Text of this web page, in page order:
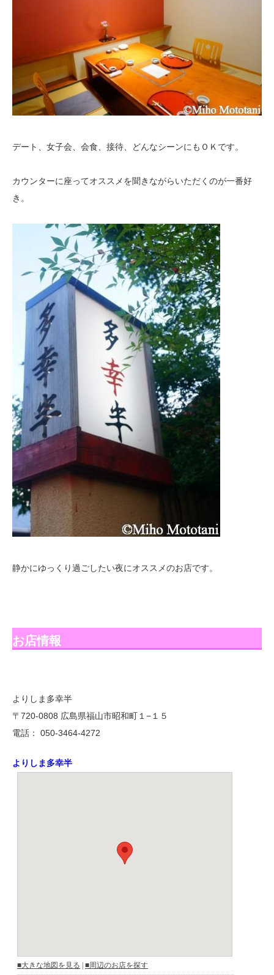
デート、女子会、会食、接待、どんなシーンにもＯＫです。
カウンターに座ってオススメを聞きながらいただくのが一番好
き。
静かにゆっくり過ごしたい夜にオススメのお店です。
お店情報
よりしま多幸半
〒720-0808 広島県福山市昭和町１−１５
電話： 050-3464-4272
よりしま多幸半